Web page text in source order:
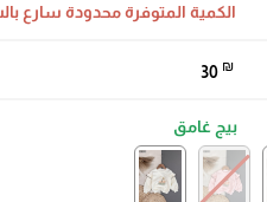
الكمية المتوفرة محدودة سارع
30 ₪
بيج غامق